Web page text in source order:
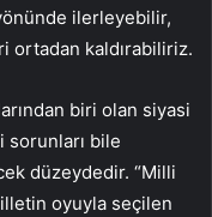
ilerleyebilir,
ortadan kaldırabiliriz.
biri olan siyasi
bile
düzeydedir. “Milli
oyuyla seçilen